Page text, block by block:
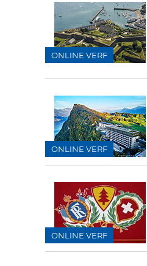
ONLINE VERF
ONLINE VERF
ONLINE VERF